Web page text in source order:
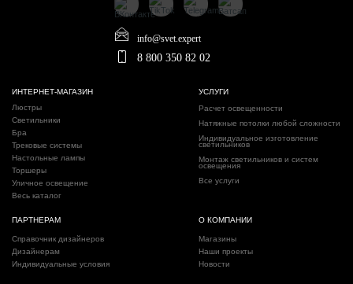
info@svet.expert
8 800 350 82 02
ИНТЕРНЕТ-МАГАЗИН
Люстры
Светильники
Бра
Трековые системы
Настольные лампы
Торшеры
Уличное освещение
Весь каталог
УСЛУГИ
Расчет освещенности
Натяжные потолки любой сложности
Индивидуальное изготовление
светильников
Монтаж светильников и систем
освещения
Все услуги
О КОМПАНИИ
Магазины
Наши проекты
Новости
ПАРТНЕРАМ
Справочник дизайнеров
Дизайнерам
Индивидуальные условия